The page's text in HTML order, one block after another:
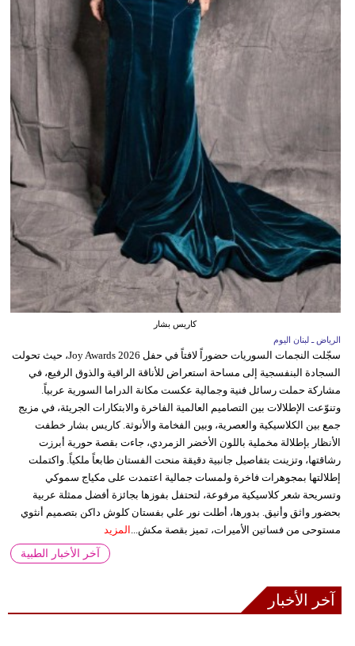
كاريس بشار
الرياض ـ لبنان اليوم
سجّلت النجمات السوريات حضوراً لافتاً في حفل Joy Awards 2026، حيث تحولت
السجادة البنفسجية إلى مساحة استعراض للأناقة الراقية والذوق الرفيع، في
مشاركة حملت رسائل فنية وجمالية عكست مكانة الدراما السورية عربياً.
وتنوّعت الإطلالات بين التصاميم العالمية الفاخرة والابتكارات الجريئة، في مزيج
جمع بين الكلاسيكية والعصرية، وبين الفخامة والأنوثة. كاريس بشار خطفت
الأنظار بإطلالة مخملية باللون الأخضر الزمردي، جاءت بقصة حورية أبرزت
رشاقتها، وتزينت بتفاصيل جانبية دقيقة منحت الفستان طابعاً ملكياً. واكتملت
إطلالتها بمجوهرات فاخرة ولمسات جمالية اعتمدت على مكياج سموكي
وتسريحة شعر كلاسيكية مرفوعة، لتحتفل بفوزها بجائزة أفضل ممثلة عربية
بحضور واثق وأنيق. بدورها، أطلت نور علي بفستان كلوش داكن بتصميم أنثوي
مستوحى من فساتين الأميرات، تميز بقصة مكش...
المزيد
آخر الأخبار الطبية
آخر الأخبار